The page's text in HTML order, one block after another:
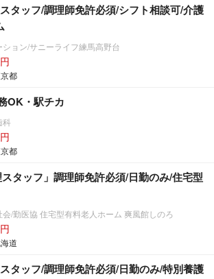
タッフ/調理師免許必須/シフト相談可/介護
ョン/サニーライフ練馬高野台
都
OK・駅チカ
科
都
スタッフ」調理師免許必須/日勤のみ/住宅型
/勤医協 住宅型有料老人ホーム 爽風館しのろ
道
タッフ/調理師免許必須/日勤のみ/特別養護